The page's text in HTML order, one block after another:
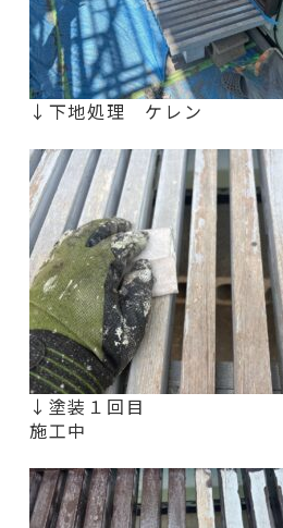
↓下地処理 ケレン
↓塗装１回目
施工中